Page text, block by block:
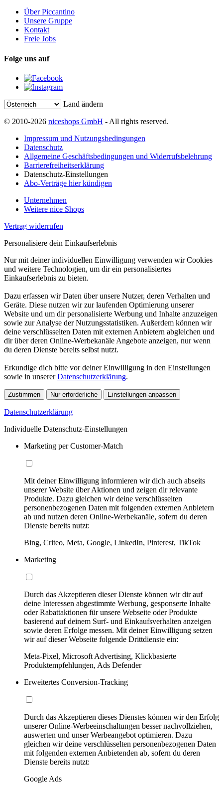
Über Piccantino
Unsere Gruppe
Kontakt
Freie Jobs
Folge uns auf
Land ändern
© 2010-2026 niceshops GmbH - All rights reserved.
Impressum und Nutzungsbedingungen
Datenschutz
Allgemeine Geschäftsbedingungen und Widerrufsbelehrung
Barrierefreiheitserklärung
Datenschutz-Einstellungen
Abo-Verträge hier kündigen
Unternehmen
Weitere nice Shops
Vertrag widerrufen
Personalisiere dein Einkaufserlebnis
Nur mit deiner individuellen Einwilligung verwenden wir Cookies
und weitere Technologien, um dir ein personalisiertes
Einkaufserlebnis zu bieten.
Dazu erfassen wir Daten über unsere Nutzer, deren Verhalten und
Geräte. Diese nutzen wir zur laufenden Optimierung unserer
Website und um dir personalisierte Werbung und Inhalte anzuzeigen
sowie zur Analyse der Nutzungsstatistiken. Außerdem können wir
deine verschlüsselten Daten mit externen Anbietern abgleichen und
dir über deren Online-Werbekanäle Angebote anzeigen, nur wenn
du deren Dienste bereits selbst nutzt.
Erkundige dich bitte vor deiner Einwilligung in den Einstellungen
sowie in unsererDatenschutzerklärung.
Zustimmen Nur erforderliche Einstellungen anpassen
Datenschutzerklärung
Individuelle Datenschutz-Einstellungen
Marketing per Customer-Match
Mit deiner Einwilligung informieren wir dich auch abseits
unserer Website über Aktionen und zeigen dir relevante
Produkte. Dazu gleichen wir deine verschlüsselten
personenbezogenen Daten mit folgenden externen Anbietern
ab und nutzen deren Online-Werbekanäle, sofern du deren
Dienste bereits nutzt:
Bing, Criteo, Meta, Google, LinkedIn, Pinterest, TikTok
Marketing
Durch das Akzeptieren dieser Dienste können wir dir auf
deine Interessen abgestimmte Werbung, gesponserte Inhalte
oder Rabattaktionen für unsere Webseite oder Produkte
basierend auf deinem Surf- und Einkaufsverhalten anzeigen
sowie deren Erfolge messen. Mit deiner Einwilligung setzen
wir auf dieser Webseite folgende Drittdienste ein:
Meta-Pixel, Microsoft Advertising, Klickbasierte
Produktempfehlungen, Ads Defender
Erweitertes Conversion-Tracking
Durch das Akzeptieren dieses Dienstes können wir den Erfolg
unserer Online-Werbeeinschaltungen besser nachvollziehen,
auswerten und unser Werbeangebot optimieren. Dazu
gleichen wir deine verschlüsselten personenbezogenen Daten
mit folgenden externen Anbietenden ab, sofern du deren
Dienste bereits nutzt:
Google Ads